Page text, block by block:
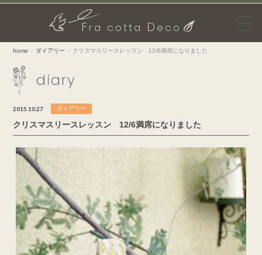
Fra cotta D eco
home ダイアリー クリスマスリースレッスン 12/6満席になりました
diary
2015.10.27 ダイアリー
クリスマスリースレッスン 12/6満席になりました